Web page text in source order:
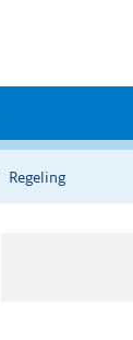
Regeling